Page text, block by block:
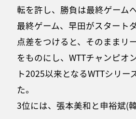
転を許し、勝負は最終ゲームへ
最終ゲーム、早田がスタート
点差をつけると、そのままリ
をものにし、WTTチャンピオ
ト2025以来となるWTTシリー
た。
3位には、張本美和と申裕斌(